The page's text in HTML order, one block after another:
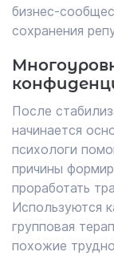
бизнес-
сохранения
После
начинается
психологи
причины
проработать
Используются
групповая
похожие